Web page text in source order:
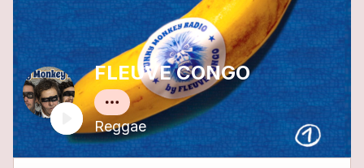
FLEUVE CONGO
Reggae